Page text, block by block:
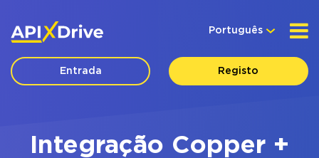
Português
Entrada Registo
Integração Copper +